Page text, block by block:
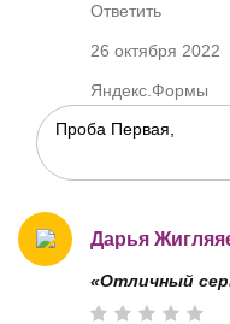
Ответить
26 октября 2022
Яндекс.Формы
Дарья
«Отличный